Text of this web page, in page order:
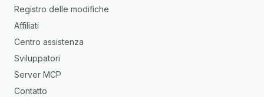
Registro delle modifiche
Affiliati
Centro assistenza
Sviluppatori
Server MCP
Contatto